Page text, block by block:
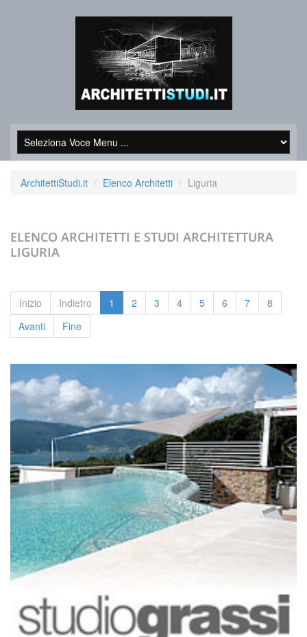
ArchitettiStudi.it Elenco Architetti Liguria
ELENCO ARCHITETTI E STUDI ARCHITETTURA
LIGURIA
Inizio Indietro 1 2 3 4 5 6 7
8
Avanti
Fine